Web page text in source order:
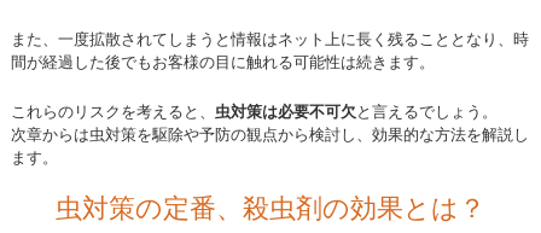
また、一度拡散されてしまうと情報はネット上に長く残ることとなり、時
間が経過した後でもお客様の目に触れる可能性は続きます。
これらのリスクを考えると、 虫対策は必要不可欠 と言えるでしょう。
次章からは虫対策を駆除や予防の観点から検討し、効果的な方法を解説し
ます。
虫対策の定番、殺虫剤の効果とは？